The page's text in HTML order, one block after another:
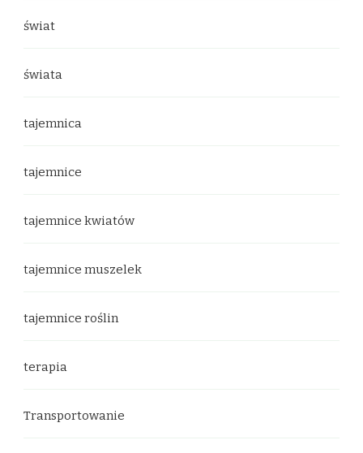
świat
świata
tajemnica
tajemnice
tajemnice kwiatów
tajemnice muszelek
tajemnice roślin
terapia
Transportowanie